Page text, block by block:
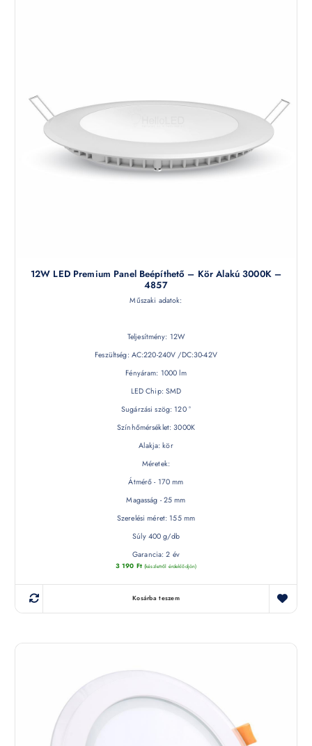
12W LED Premium Panel Beépíthető – Kör Alakú 3000K –
4857
Műszaki adatok:
Teljesítmény: 12W
Feszültség: AC:220-240V /DC:30-42V
Fényáram: 1000 lm
LED Chip: SMD
Sugárzási szög: 120 °
Színhőmérséklet: 3000K
Alakja: kör
Méretek:
Átmérő - 170 mm
Magasság - 25 mm
Szerelési méret: 155 mm
Súly 400 g/db
Garancia: 2 év
3 190 Ft (készletről érdeklődjön)
Kosárba teszem